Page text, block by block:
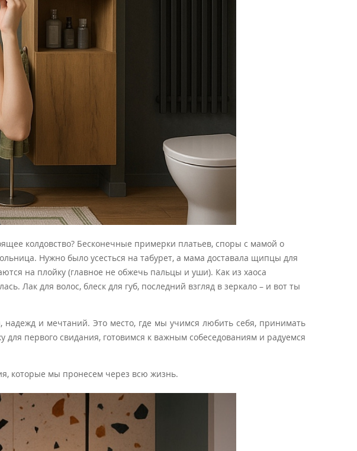
колдовство? Бесконечные примерки платьев, споры с мамой о
Нужно было усесться на табурет, а мама доставала щипцы для
на плойку (главное не обжечь пальцы и уши). Как из хаоса
Лак для волос, блеск для губ, последний взгляд в зеркало – и вот ты
и мечтаний. Это место, где мы учимся любить себя, принимать
первого свидания, готовимся к важным собеседованиям и радуемся
которые мы пронесем через всю жизнь.